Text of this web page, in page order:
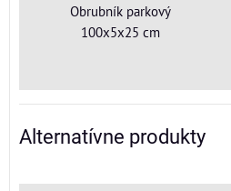
Obrubník parkový
100x5x25 cm
Alternatívne produkty